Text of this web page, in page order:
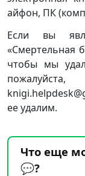
айфон, ПК
Если вы
«Смертельная
чтобы мы
ее удалим.
Что еще
💬?